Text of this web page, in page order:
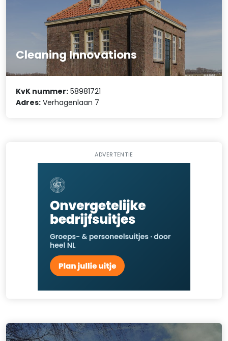
Cleaning Innovations
KvK nummer: 58981721
Adres: Verhagenlaan 7
ADVERTENTIE